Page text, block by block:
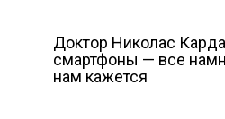
Доктор Николас
смартфоны — все
нам кажется